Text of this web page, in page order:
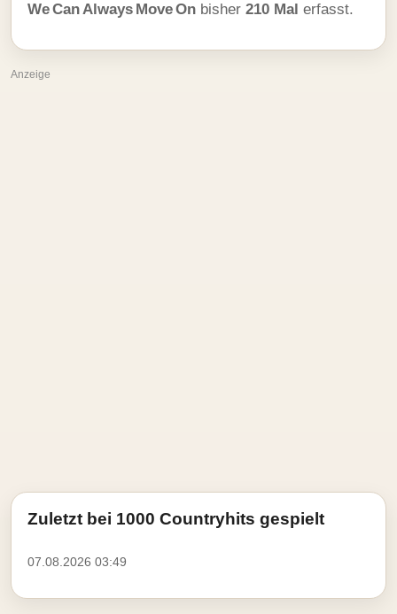
We Can Always Move On bisher 210 Mal erfasst.
Anzeige
Zuletzt bei 1000 Countryhits gespielt
07.08.2026 03:49